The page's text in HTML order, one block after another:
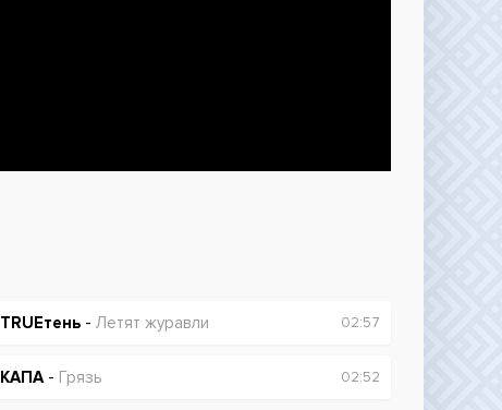
TRUEтень- Летят журавли 02:57
КАПА- Грязь 02:52